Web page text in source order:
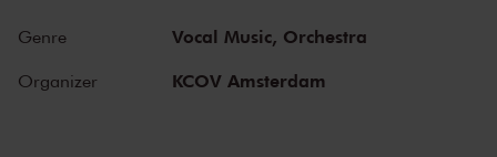
extensive period of rehearsals. Please note: although these concerts
are of a high standard, they are not performed by professional
ensembles.
Genre Vocal Music, Orchestra
Organizer KCOV Amsterdam